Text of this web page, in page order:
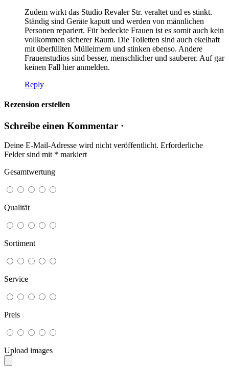
Zudem wirkt das Studio Revaler Str. veraltet und es stinkt.
Ständig sind Geräte kaputt und werden von männlichen
Personen repariert. Für bedeckte Frauen ist es somit auch kein
vollkommen sicherer Raum. Die Toiletten sind auch ekelhaft
mit überfüllten Mülleimern und stinken ebenso. Andere
Frauenstudios sind besser, menschlicher und sauberer. Auf gar
keinen Fall hier anmelden.
Reply
Rezension erstellen
Schreibe einen Kommentar ·
Deine E-Mail-Adresse wird nicht veröffentlicht. Erforderliche
Felder sind mit * markiert
Gesamtwertung
Qualität
Sortiment
Service
Preis
Upload images